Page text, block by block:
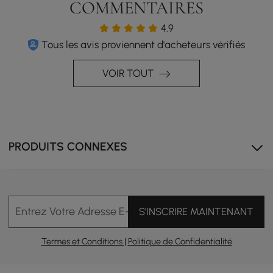
Votre centre de rassemblement de premier
plan
et fonction. Sa courbe élégante crée un espace intime
pour se réunir, offrant un confort profond dans un
COMMENTAIRES
4.9
Tous les avis proviennent d'acheteurs vérifiés
VOIR TOUT
PRODUITS CONNEXES
Entrez Votre Adresse E-mailS'INSCRIRE MAINTENANT
Termes et Conditions | Politique de Confidentialité